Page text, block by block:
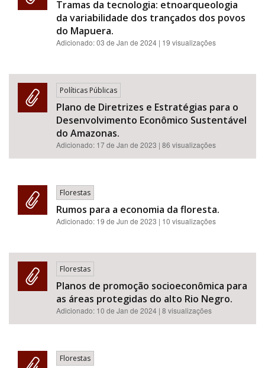
Tramas da tecnologia: etnoarqueologia
da variabilidade dos trançados dos povos
do Mapuera.
Adicionado:03 de Jan de 2024 | 19 visualizações
Políticas Públicas
Plano de Diretrizes e Estratégias para o
Desenvolvimento Econômico Sustentável
do Amazonas.
Adicionado: 17 de Jan de 2023 | 86 visualizações
Florestas
Rumos para a economia da floresta.
Adicionado: 19 de Jun de 2023 | 10 visualizações
Florestas
Planos de promoção socioeconômica para
as áreas protegidas do alto Rio Negro.
Adicionado: 10 de Jan de 2024 | 8 visualizações
Florestas